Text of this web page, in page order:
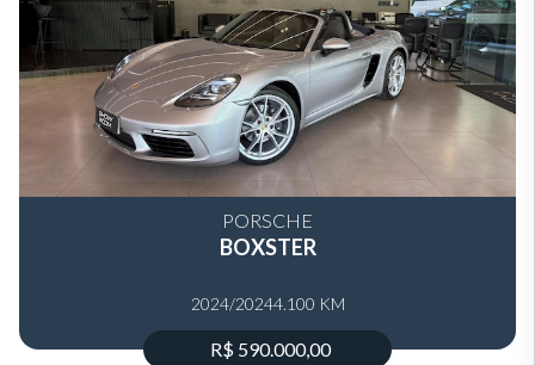
PORSCHE
BOXSTER
2024/20244.100 KM
R$ 590.000,00